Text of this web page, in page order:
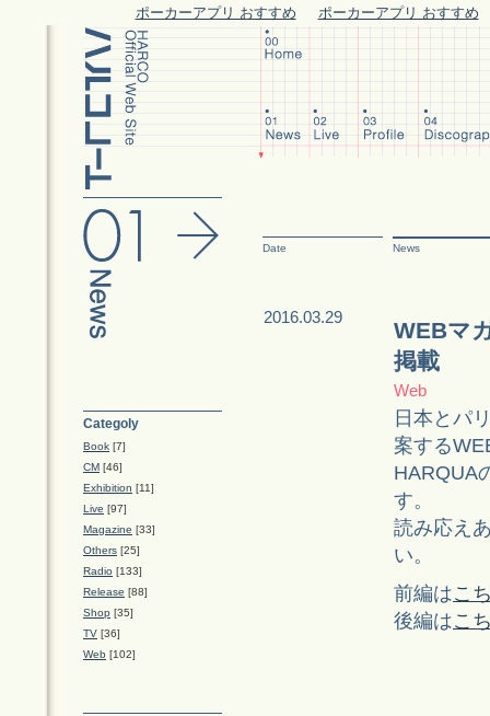
ポーカーアプリ おすすめ ポーカーアプリ おすすめ
Categoly
Book [7]
CM [46]
Exhibition [11]
Live [97]
Magazine [33]
Others [25]
Radio [133]
Release [88]
Shop [35]
TV [36]
Web [102]
Date News
2016.03.29
WEBマ
掲載
Web
日本とパ
案する
HARQUA
す。
読み応え
い。
前編はこ
後編はこ